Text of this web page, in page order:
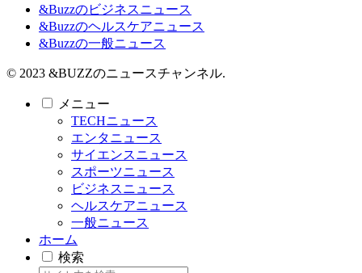
&Buzzのビジネスニュース
&Buzzのヘルスケアニュース
&Buzzの一般ニュース
© 2023 &BUZZのニュースチャンネル.
メニュー
TECHニュース
エンタニュース
サイエンスニュース
スポーツニュース
ビジネスニュース
ヘルスケアニュース
一般ニュース
ホーム
検索